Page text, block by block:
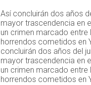
Así concluirán dos años
mayor trascendencia en
un crimen marcado entre
horrendos cometidos en
concluirán dos años del
mayor trascendencia en
un crimen marcado entre
horrendos cometidos en